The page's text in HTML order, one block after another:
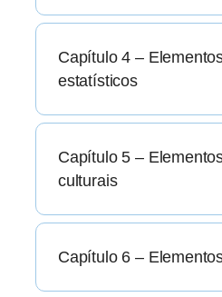
Capítulo 4 –
estatísticos
Capítulo 5 –
culturais
Capítulo 6 –